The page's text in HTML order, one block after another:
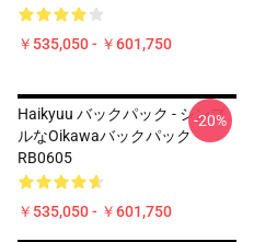
￥535,050 - ￥601,750
Haikyuu バックパック - シンプ
ルなOikawaバックパック
RB0605
￥535,050 - ￥601,750
-20%